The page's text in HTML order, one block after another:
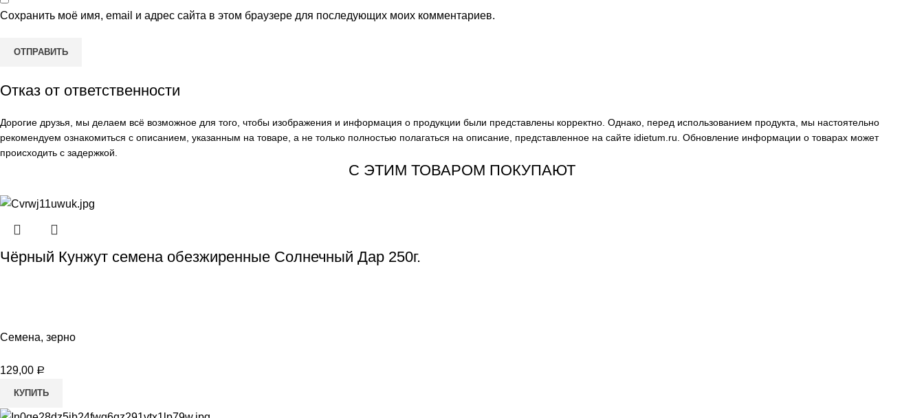
Сохранить моё имя, email и адрес сайта в этом браузере для последующих моих комментариев.
Отказ от ответственности
Дорогие друзья, мы делаем всё возможное для того, чтобы изображения и информация о продукции были представлены корректно. Однако, перед использованием продукта, мы настоятельно
рекомендуем ознакомиться с описанием, указанным на товаре, а не только полностью полагаться на описание, представленное на сайте idietum.ru . Обновление информации о товарах может
происходить с задержкой.
С ЭТИМ ТОВАРОМ ПОКУПАЮТ
Чёрный Кунжут семена обезжиренные Солнечный Дар 250г.
Семена, зерно
129,00 Р
КУПИТЬ